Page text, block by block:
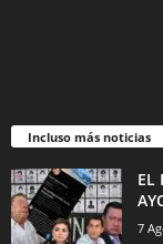
Incluso más noticias
EL
7